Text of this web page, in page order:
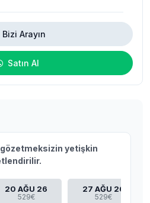
Bizi Arayın
Satın Al
gözetmeksizin yetişkin
20 AĞU 26
529€
27 AĞU 26
529€